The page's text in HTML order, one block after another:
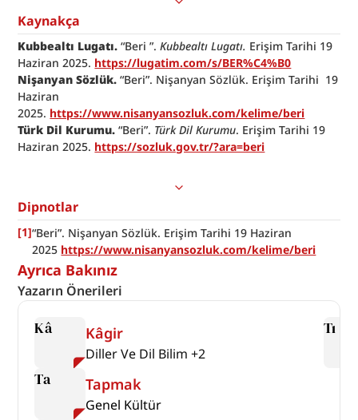
Kaynakça
Kubbealtı Lugatı. “Beri ”. Kubbealtı Lugatı. Erişim Tarihi 19
Haziran 2025. https://lugatim.com/s/BER%C4%B0
Nişanyan Sözlük. “Beri”. Nişanyan Sözlük. Erişim Tarihi  19
Haziran
2025. https://www.nisanyansozluk.com/kelime/beri
Türk Dil Kurumu. “Beri”. Türk Dil Kurumu. Erişim Tarihi 19
Haziran 2025. https://sozluk.gov.tr/?ara=beri
Dipnotlar
[1]“Beri”. Nişanyan Sözlük. Erişim Tarihi 19 Haziran
2025 https://www.nisanyansozluk.com/kelime/beri
Ayrıca Bakınız
Yazarın Önerileri
Kâ Kâgir
Diller Ve Dil Bilim +2
Ta Tapmak
Genel Kültür
Tı